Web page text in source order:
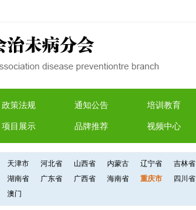
政策法规 通知公告 培训教育
项目展示 品牌推荐 视频中心
天津市 河北省 山西省 内蒙古 辽宁省 吉林省
湖南省 广东省 广西省 海南省 重庆市 四川省
澳门